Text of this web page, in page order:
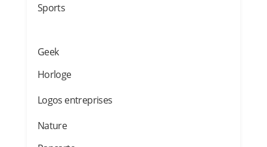
Sports
Geek
Horloge
Logos entreprises
Nature